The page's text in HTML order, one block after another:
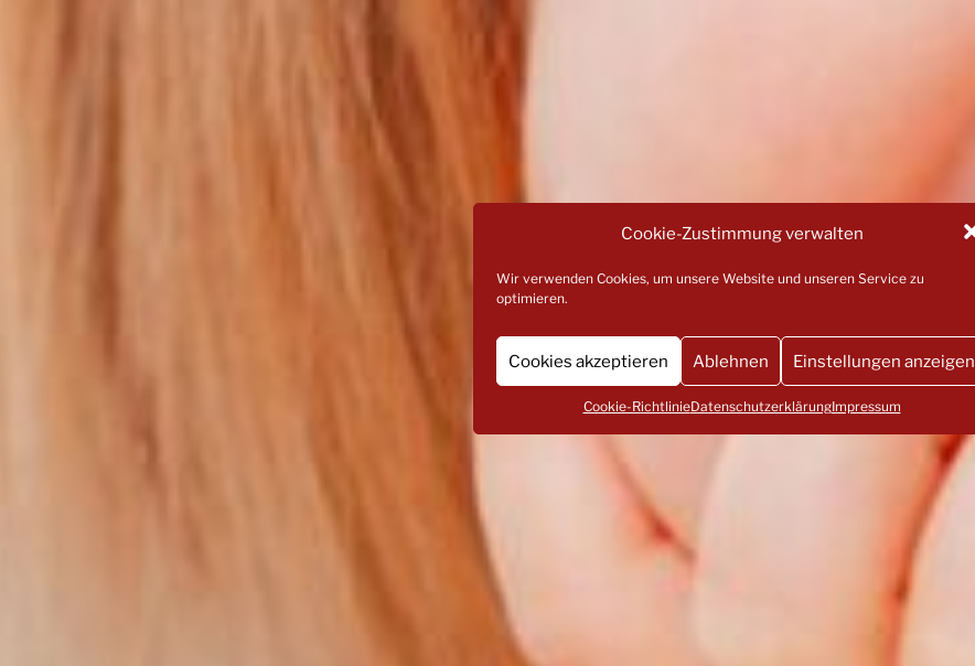
Cookie-Zustimmung verwalten
Wir verwenden Cookies, um unsere Website und unseren Service zu
optimieren.
Cookies akzeptieren Ablehnen Einstellungen anzeigen
Cookie-RichtlinieDatenschutzerklärungImpressum